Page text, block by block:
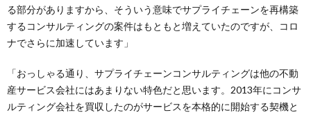
る部分がありますから、そういう意味でサプライチェーンを再構築
するコンサルティングの案件はもともと増えていたのですが、コロ
ナでさらに加速しています」
「おっしゃる通り、サプライチェーンコンサルティングは他の不動
産サービス会社にはあまりない特色だと思います。2013年にコンサ
ルティング会社を買収したのがサービスを本格的に開始する契機と